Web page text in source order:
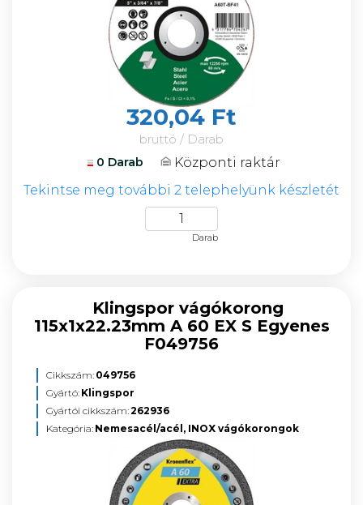
320,04 Ft
bruttó / Darab
0 Darab
Központi raktár
Tekintse meg további 2 telephelyünk készletét
Darab
Klingspor vágókorong
115x1x22.23mm A 60 EX S Egyenes
F049756
Cikkszám: 049756
Gyártó: Klingspor
Gyártói cikkszám:262936
Kategória: Nemesacél/acél, INOX vágókorongok